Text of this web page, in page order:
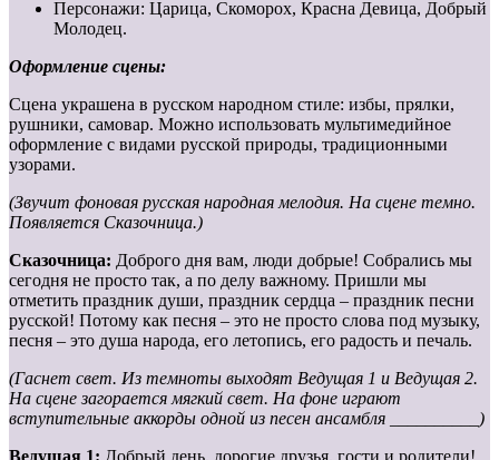
Персонажи: Царица, Скоморох, Красна Девица, Добрый
Молодец.
Оформление сцены:
Сцена украшена в русском народном стиле: избы, прялки,
рушники, самовар. Можно использовать мультимедийное
оформление с видами русской природы, традиционными
узорами.
(Звучит фоновая русская народная мелодия. На сцене темно.
Появляется Сказочница.)
Сказочница: Доброго дня вам, люди добрые! Собрались мы
сегодня не просто так, а по делу важному. Пришли мы
отметить праздник души, праздник сердца – праздник песни
русской! Потому как песня – это не просто слова под музыку,
песня – это душа народа, его летопись, его радость и печаль.
(Гаснет свет. Из темноты выходят Ведущая 1 и Ведущая 2.
На сцене загорается мягкий свет. На фоне играют
вступительные аккорды одной из песен ансамбля __________)
Ведущая 1: Добрый день, дорогие друзья, гости и родители!